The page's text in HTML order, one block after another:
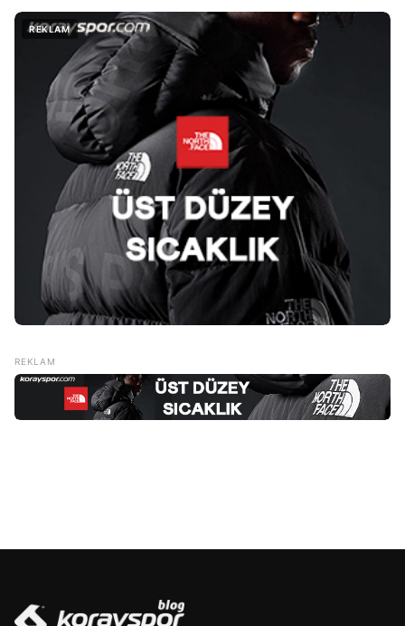
nişastalar) sınırlayarak, protein ve sağlıklı yağ alımını
artırmayı teşvik eder. Genellikle günde 20 ila 100 gram
arasında karbonhidrat alınması önerilir, bu da kişinin
metabolizmasına ve hedeflerine bağlı olarak değişebilir. […]